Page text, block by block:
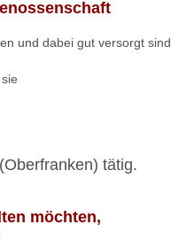
und dabei gut versorgt sind.
tätig.
möchten,